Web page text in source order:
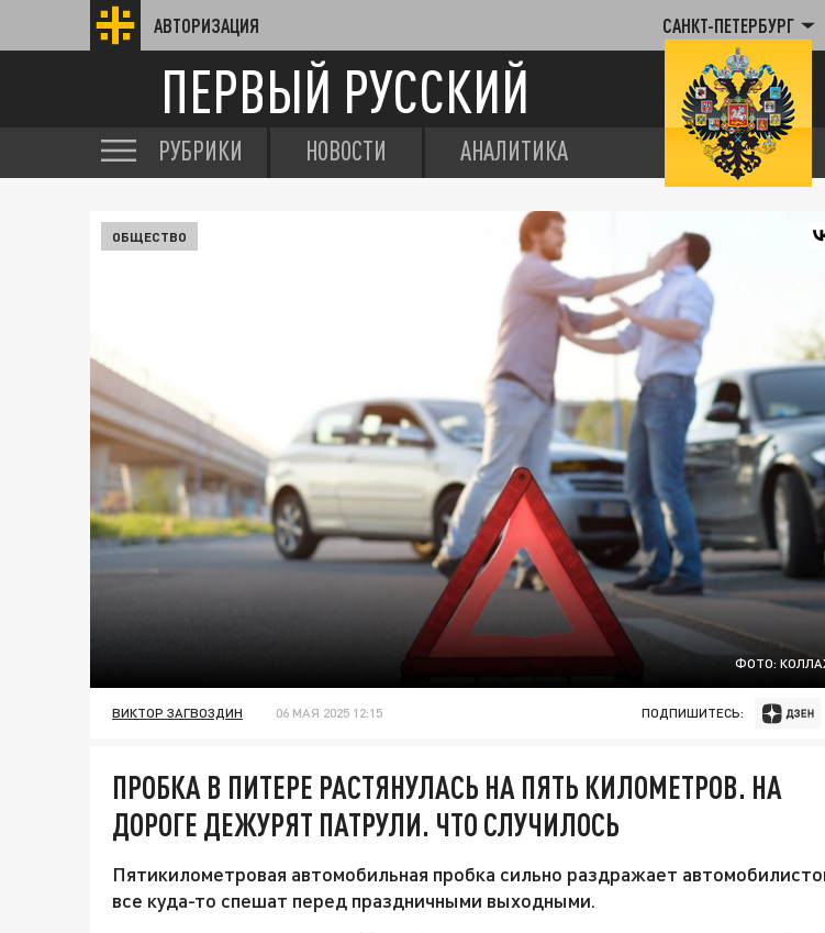
АВТОРИЗАЦИЯ САНКТ-ПЕТЕРБУРГ
ПЕРВЫЙ РУССКИЙ
РУБРИКИ НОВОСТИ АНАЛИТИКА
ФОТО:
ОБЩЕСТВО
ВИКТОР ЗАГВОЗДИН 06 МАЯ 2025 12:15 ПОДПИШИТЕСЬ:
ПРОБКА В ПИТЕРЕ РАСТЯНУЛАСЬ НА ПЯТЬ КИЛОМЕТРОВ. НА
ДОРОГЕ ДЕЖУРЯТ ПАТРУЛИ. ЧТО СЛУЧИЛОСЬ
Пятикилометровая автомобильная пробка сильно раздражает
все куда-то спешат перед праздничными выходными.